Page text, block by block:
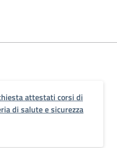
attestati corsi di
di salute e sicurezza